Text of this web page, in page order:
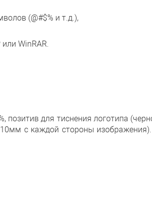
(@#$% и т.д.),
WinRAR.
для тиснения логотипа
с каждой стороны